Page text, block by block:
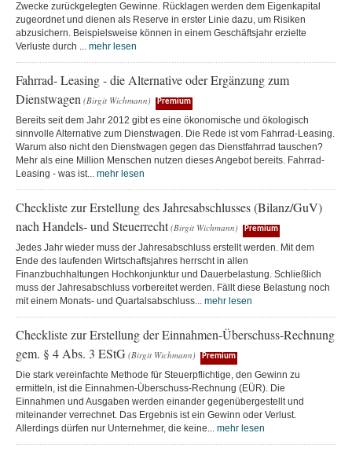
Zwecke zurückgelegten Gewinne. Rücklagen werden dem Eigenkapital
zugeordnet und dienen als Reserve in erster Linie dazu, um Risiken
abzusichern. Beispielsweise können in einem Geschäftsjahr erzielte
Verluste durch ... mehr lesen
Fahrrad- Leasing - die Alternative oder Ergänzung zum
Dienstwagen (Birgit Wichmann) Premium
Bereits seit dem Jahr 2012 gibt es eine ökonomische und ökologisch
sinnvolle Alternative zum Dienstwagen. Die Rede ist vom Fahrrad-Leasing.
Warum also nicht den Dienstwagen gegen das Dienstfahrrad tauschen?
Mehr als eine Million Menschen nutzen dieses Angebot bereits. Fahrrad-
Leasing - was ist... mehr lesen
Checkliste zur Erstellung des Jahresabschlusses (Bilanz/GuV)
nach Handels- und Steuerrecht (Birgit Wichmann) Premium
Jedes Jahr wieder muss der Jahresabschluss erstellt werden. Mit dem
Ende des laufenden Wirtschaftsjahres herrscht in allen
Finanzbuchhaltungen Hochkonjunktur und Dauerbelastung. Schließlich
muss der Jahresabschluss vorbereitet werden. Fällt diese Belastung noch
mit einem Monats- und Quartalsabschluss... mehr lesen
Checkliste zur Erstellung der Einnahmen-Überschuss-Rechnung
gem. § 4 Abs. 3 EStG (Birgit Wichmann) Premium
Die stark vereinfachte Methode für Steuerpflichtige, den Gewinn zu
ermitteln, ist die Einnahmen-Überschuss-Rechnung (EÜR). Die
Einnahmen und Ausgaben werden einander gegenübergestellt und
miteinander verrechnet. Das Ergebnis ist ein Gewinn oder Verlust.
Allerdings dürfen nur Unternehmer, die keine... mehr lesen